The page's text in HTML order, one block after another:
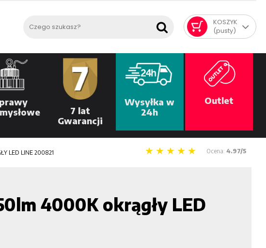
KOSZYK
(pusty)
7 lat
Gwarancji
Wysyłka w
24h
Outlet
LED LINE 200821 Ocena: 4.97/5
4000K okrągły LED